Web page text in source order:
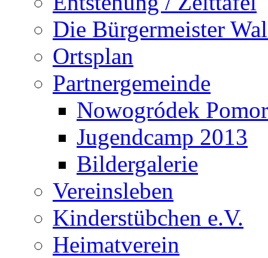
Die Bürgermeister
Ortsplan
Partnergemeinde
Nowogródek
Jugendcamp 2013
Bildergalerie
Vereinsleben
Kinderstübchen e.V.
Heimatverein